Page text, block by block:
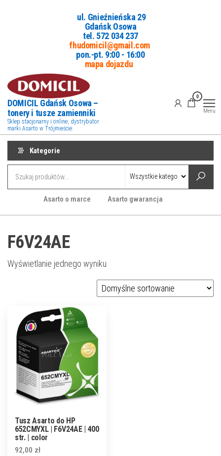
ul. Gnieźnieńska 29
Gdańsk Osowa
tel. 572 034 237
fhudomicil@gmail.com
pon.-pt. 9:00 - 16:00
mapa dojazdu
DOMICIL Gdańsk Osowa –
tonery i tusze zamienniki
Sklep stacjonarny i online, dystrybutor
marki Asarto w Trójmieście.
0
Menu
Kategorie
Asarto o marce Asarto gwarancja
F6V24AE
Wyświetlanie jednego wyniku
Tusz Asarto do HP
652CMYXL | F6V24AE | 400
str. | color
92,00 zł